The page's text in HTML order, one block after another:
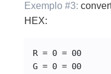
Exemplo #3:
HEX:
R = 0 = 00
G = 0 = 00